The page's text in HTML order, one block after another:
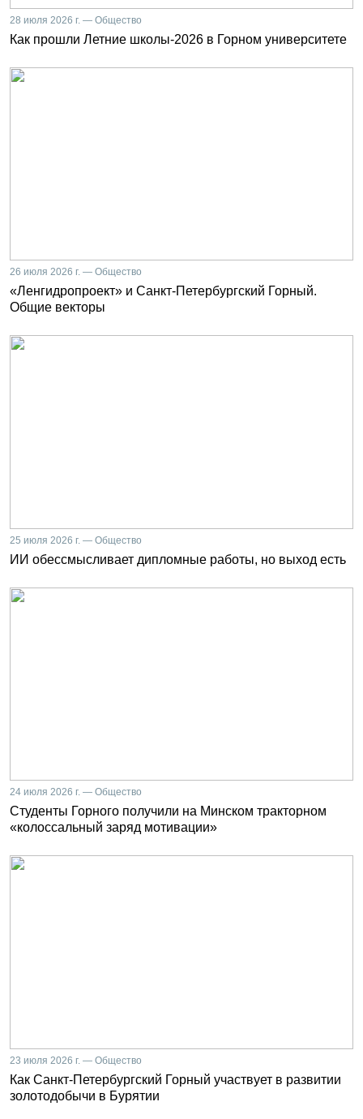
28 июля 2026 г. — Общество
Как прошли Летние школы-2026 в Горном университете
26 июля 2026 г. — Общество
«Ленгидропроект» и Санкт-Петербургский Горный.
Общие векторы
25 июля 2026 г. — Общество
ИИ обессмысливает дипломные работы, но выход есть
24 июля 2026 г. — Общество
Студенты Горного получили на Минском тракторном
«колоссальный заряд мотивации»
23 июля 2026 г. — Общество
Как Санкт-Петербургский Горный участвует в развитии
золотодобычи в Бурятии